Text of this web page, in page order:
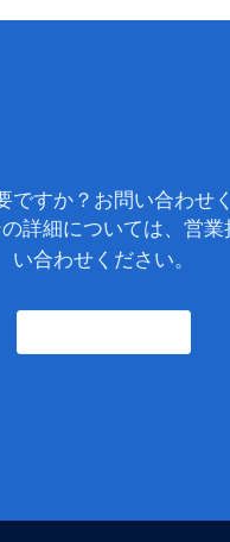
ですか？お問い合わせ
詳細については、営業
い合わせください。